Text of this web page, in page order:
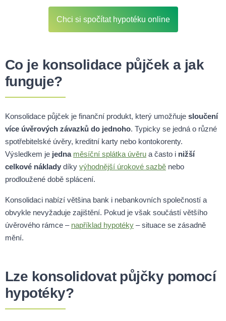
Chci si spočítat hypotéku online
Co je konsolidace půjček a jak
funguje?
Konsolidace půjček je finanční produkt, který umožňuje sloučení
více úvěrových závazků do jednoho. Typicky se jedná o různé
spotřebitelské úvěry, kreditní karty nebo kontokorenty.
Výsledkem je jedna měsíční splátka úvěru a často i nižší
celkové náklady díky výhodnější úrokové sazbě nebo
prodloužené době splácení.
Konsolidaci nabízí většina bank i nebankovních společností a
obvykle nevyžaduje zajištění. Pokud je však součástí většího
úvěrového rámce – například hypotéky – situace se zásadně
mění.
Lze konsolidovat půjčky pomocí
hypotéky?